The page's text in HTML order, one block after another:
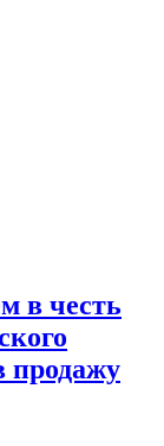
в честь
продажу